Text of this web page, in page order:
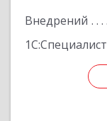
Внедрений
1С:Специалист